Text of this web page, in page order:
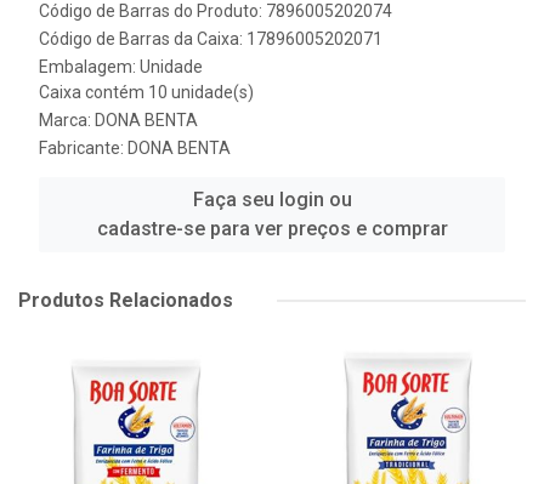
Código de Barras do Produto: 7896005202074
Código de Barras da Caixa: 17896005202071
Embalagem: Unidade
Caixa contém 10 unidade(s)
Marca: DONA BENTA
Fabricante: DONA BENTA
Faça seu login ou
cadastre-se para ver preços e comprar
Produtos Relacionados